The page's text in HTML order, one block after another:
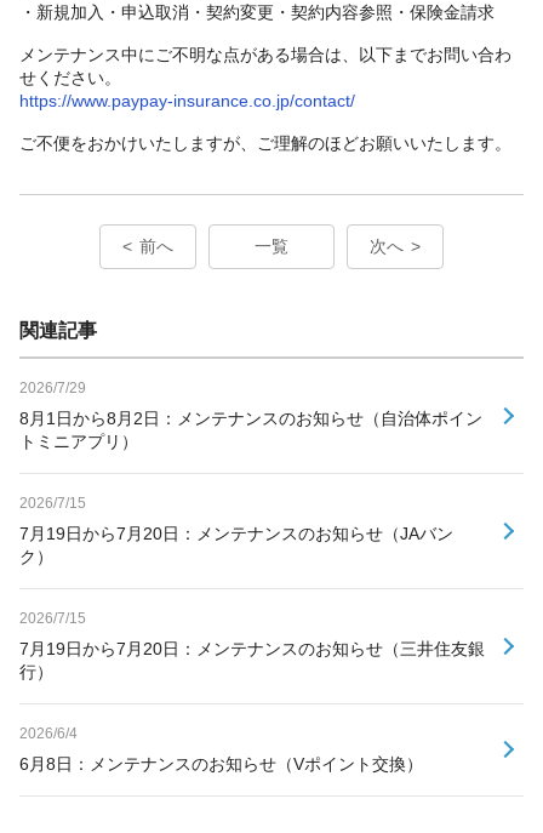
・新規加入・申込取消・契約変更・契約内容参照・保険金請求
メンテナンス中にご不明な点がある場合は、以下までお問い合わ
せください。
https://www.paypay-insurance.co.jp/contact/
ご不便をおかけいたしますが、ご理解のほどお願いいたします。
前へ 一覧 次へ
関連記事
2026/7/29
8月1日から8月2日：メンテナンスのお知らせ（自治体ポイン
トミニアプリ）
2026/7/15
7月19日から7月20日：メンテナンスのお知らせ（JAバン
ク）
2026/7/15
7月19日から7月20日：メンテナンスのお知らせ（三井住友銀
行）
2026/6/4
6月8日：メンテナンスのお知らせ（Vポイント交換）